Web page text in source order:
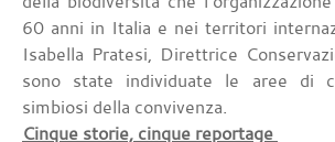
60 anni in Italia e nei territori
Isabella Pratesi, Direttrice
sono state individuate le aree di
simbiosi della convivenza.
Cinque storie, cinque reportage